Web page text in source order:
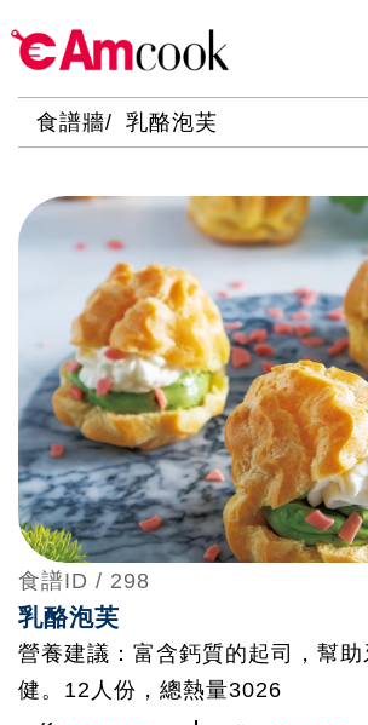
食譜牆 乳酪泡芙
食譜ID / 298
乳酪泡芙
營養建議：富含鈣質的起司，幫
健。12人份，總熱量3026